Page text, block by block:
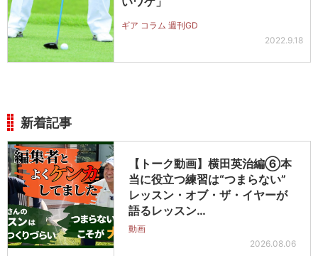
ギア コラム 週刊GD
2022.9.18
新着記事
【トーク動画】横田英治編⑥本
当に役立つ練習は“つまらない”
レッスン・オブ・ザ・イヤーが
語るレッスン…
動画
2026.08.06